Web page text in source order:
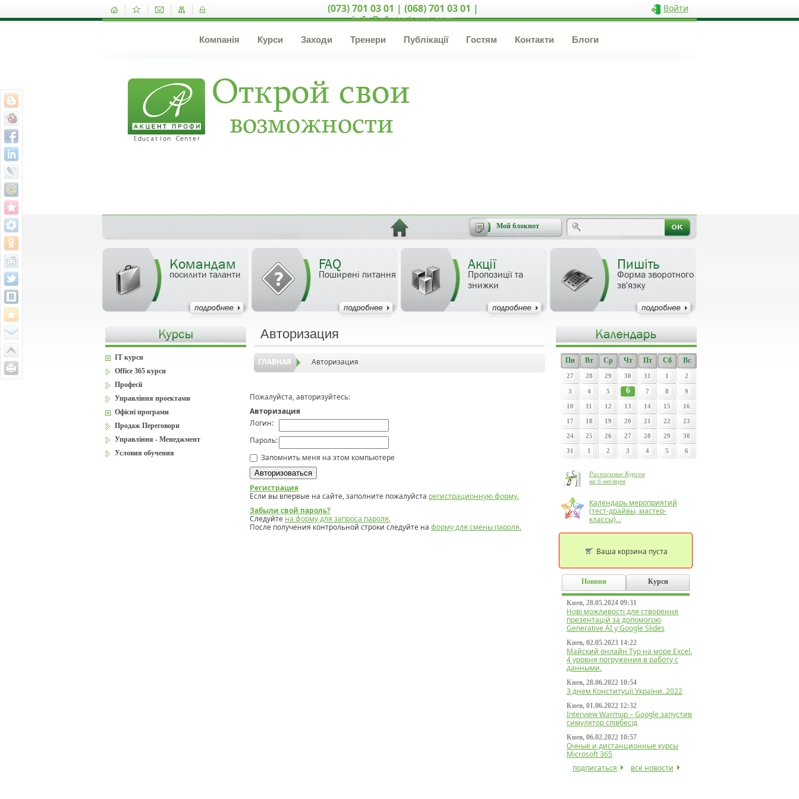
(073) 701 03 01 | (068) 701 03 01 |
info@akcent-pro.com
Войти
Компанія Курси Заходи Тренери Публікації Гостям Контакти Блоги
Мой блокнот
Командам
посилити таланти
FAQ
Поширені питання
Акції
Пропозиції та
знижки
Пишіть
Форма зворотного
зв'язку
Авторизация
ГЛАВНАЯ Авторизация
Пожалуйста, авторизуйтесь:
Авторизация
Логин:
Пароль:
Запомнить меня на этом компьютере
Регистрация
Если вы впервые на сайте, заполните пожалуйста регистрационную форму.
Забыли свой пароль?
Следуйте на форму для запроса пароля.
После получения контрольной строки следуйте на форму для смены пароля.
IT курси
Office 365 курси
Професії
Управління проектами
Офісні програми
Продаж Переговори
Управління - Менеджмент
Условия обучения
Пн Вт Ср Чт Пт Сб Вс
27 28 29 30 31 1 2
3 4 5 6 7 8 9
10 11 12 13 14 15 16
17 18 19 20 21 22 23
24 25 26 27 28 29 30
31 1 2 3 4 5 6
Расписание Курсов
на 6 месяцев
Календарь мероприятий
(тест-драйвы, мастер-
классы)...
Ваша корзина пуста
Новини Курси
Киев, 28.05.2024 09:31
Нові можливості для створення
презентацій за допомогою
Generative AI у Google Slides
Киев, 02.05.2023 14:22
Майский онлайн Тур на море Excel.
4 уровня погружения в работу с
данными.
Киев, 28.06.2022 10:54
З днем Конституції України. 2022
Киев, 01.06.2022 12:32
Interview Warmup – Google запустив
симулятор співбесід
Киев, 06.02.2022 10:57
Очные и дистанционные курсы
Microsoft 365
подписаться
все новости